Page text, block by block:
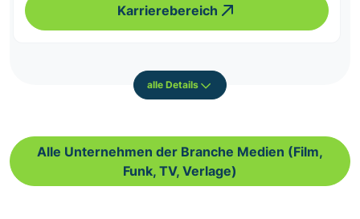
Karrierebereich
alle Details
Alle Unternehmen der Branche Medien (Film,
Funk, TV, Verlage)